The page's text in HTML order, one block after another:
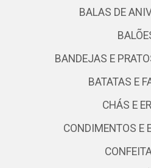
BALAS DE
BANDEJAS E
BATATAS E
CHÁS E
CONDIMENTOS E